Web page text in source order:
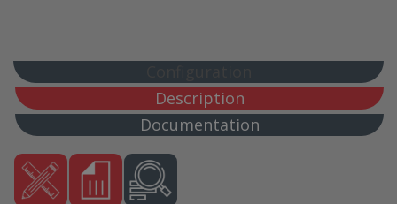
EP V760 PM V3
EPV4
EPV SPACE BOX
PACK DE RECHANGE
Description
Documentation